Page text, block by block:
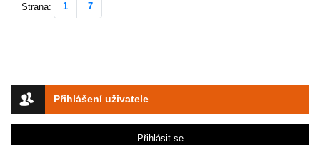
Přihlášení uživatele
Přihlásit se
Strana: 1 7